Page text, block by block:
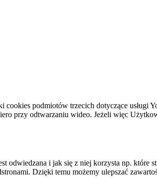
podmiotów trzecich dotyczące usługi
przy odtwarzaniu wideo. Jeżeli więc
odwiedzana i jak się z niej korzysta np. które
Dzięki temu możemy ulepszać